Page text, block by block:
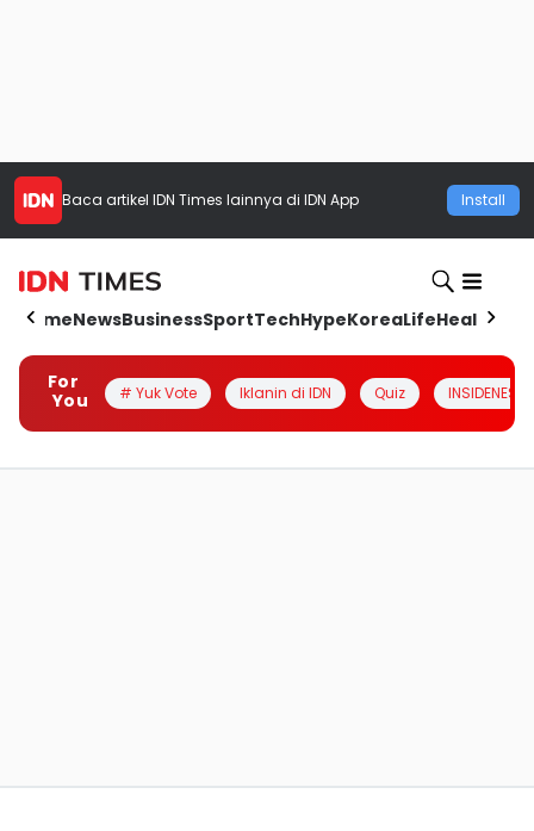
Baca artikel IDN Times lainnya di IDN App Install
HomeNewsBusinessSportTechHypeKoreaLifeHealth
For
You
# Yuk Vote Iklanin di IDN Quiz INSIDENESIA